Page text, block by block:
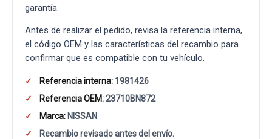
garantía.
Antes de realizar el pedido, revisa la referencia interna,
el código OEM y las características del recambio para
confirmar que es compatible con tu vehículo.
Referencia interna: 1981426
Referencia OEM:23710BN872
Marca: NISSAN
Recambio revisado antes del envío.